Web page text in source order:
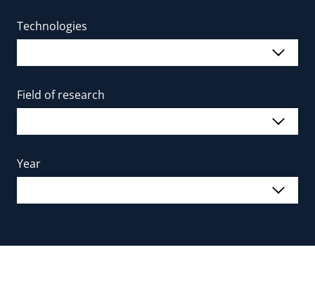
Technologies
Field of research
Year